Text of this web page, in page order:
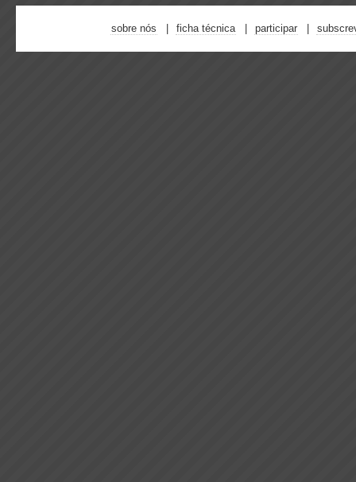
sobre nós ficha técnica participar